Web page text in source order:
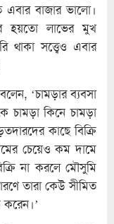
এবার বাজার ভালো।
হয়তো লাভের মুখ
থাকা সত্ত্বেও এবার
‘চামড়ার ব্যবসা
কিনে চামড়া
কাছে বিক্রি
চেয়েও কম দামে
না করলে মৌসুমি
তারা কেউ সীমিত